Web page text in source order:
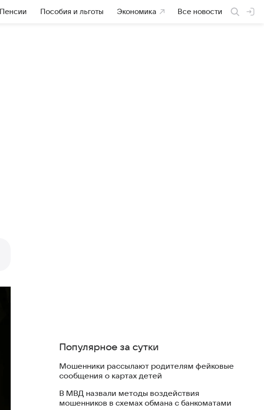
Пенсии Пособия и льготы Экономика Все новости
Популярное за сутки
Мошенники рассылают родителям фейковые
сообщения о картах детей
В МВД назвали методы воздействия
мошенников в схемах обмана с банкоматами